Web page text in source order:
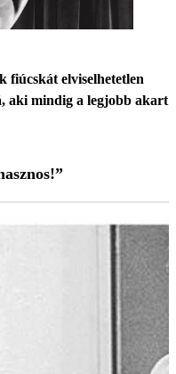
fiúcskát elviselhetetlen
aki mindig a legjobb akart